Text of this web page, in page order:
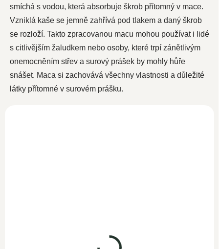
smíchá s vodou, která absorbuje škrob přítomný v mace.
Vzniklá kaše se jemně zahřívá pod tlakem a daný škrob
se rozloží. Takto zpracovanou macu mohou používat i lidé
s citlivějším žaludkem nebo osoby, které trpí zánětlivým
onemocněním střev a surový prášek by mohly hůře
snášet. Maca si zachovává všechny vlastnosti a důležité
látky přítomné v surovém prášku.